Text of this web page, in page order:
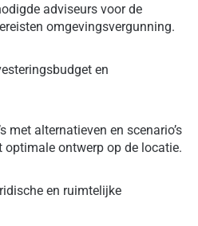
adviseurs voor de
omgevingsvergunning.
en
met alternatieven en scenario’s
optimale ontwerp op de locatie.
en ruimtelijke